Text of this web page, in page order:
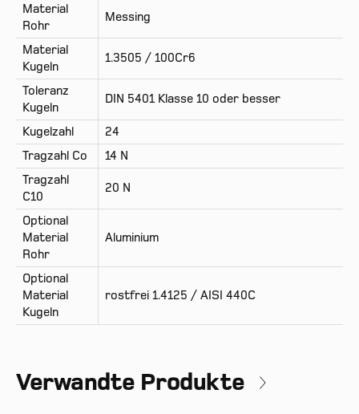
Material
Rohr
Messing
Material
Kugeln
1.3505 / 100Cr6
Toleranz
Kugeln
DIN 5401 Klasse 10 oder besser
Kugelzahl
24
Tragzahl Co
14 N
Tragzahl
C10
20 N
Optional
Material
Rohr
Aluminium
Optional
Material
Kugeln
rostfrei 1.4125 / AISI 440C
Verwandte Produkte